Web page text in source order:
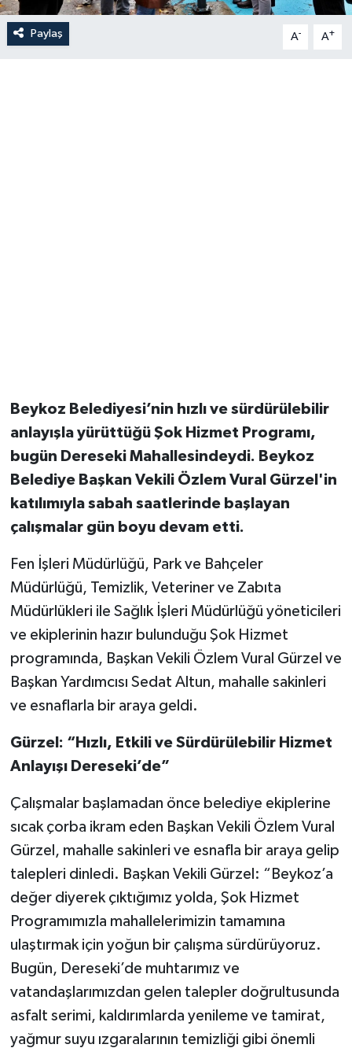
Paylaş A- A+
Beykoz Belediyesi’nin hızlı ve sürdürülebilir
anlayışla yürüttüğü Şok Hizmet Programı,
bugün Dereseki Mahallesindeydi. Beykoz
Belediye Başkan Vekili Özlem Vural Gürzel'in
katılımıyla sabah saatlerinde başlayan
çalışmalar gün boyu devam etti.
Fen İşleri Müdürlüğü, Park ve Bahçeler
Müdürlüğü, Temizlik, Veteriner ve Zabıta
Müdürlükleri ile Sağlık İşleri Müdürlüğü yöneticileri
ve ekiplerinin hazır bulunduğu Şok Hizmet
programında, Başkan Vekili Özlem Vural Gürzel ve
Başkan Yardımcısı Sedat Altun, mahalle sakinleri
ve esnaflarla bir araya geldi.
Gürzel: “Hızlı, Etkili ve Sürdürülebilir Hizmet
Anlayışı Dereseki’de”
Çalışmalar başlamadan önce belediye ekiplerine
sıcak çorba ikram eden Başkan Vekili Özlem Vural
Gürzel, mahalle sakinleri ve esnafla bir araya gelip
talepleri dinledi. Başkan Vekili Gürzel: “Beykoz’a
değer diyerek çıktığımız yolda, Şok Hizmet
Programımızla mahallelerimizin tamamına
ulaştırmak için yoğun bir çalışma sürdürüyoruz.
Bugün, Dereseki’de muhtarımız ve
vatandaşlarımızdan gelen talepler doğrultusunda
asfalt serimi, kaldırımlarda yenileme ve tamirat,
yağmur suyu ızgaralarının temizliği gibi önemli